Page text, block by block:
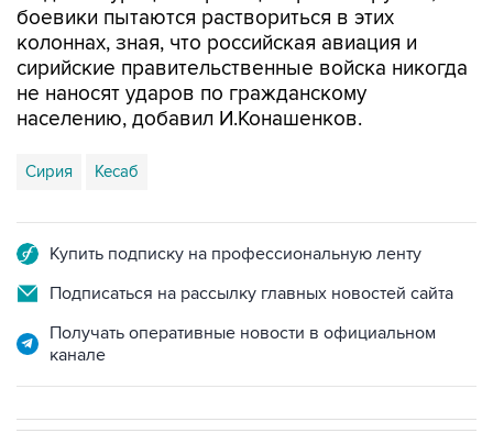
боевики пытаются раствориться в этих
колоннах, зная, что российская авиация и
сирийские правительственные войска никогда
не наносят ударов по гражданскому
населению, добавил И.Конашенков.
Сирия Кесаб
Купить подписку на профессиональную ленту
Подписаться на рассылку главных новостей сайта
Получать оперативные новости в официальном
канале